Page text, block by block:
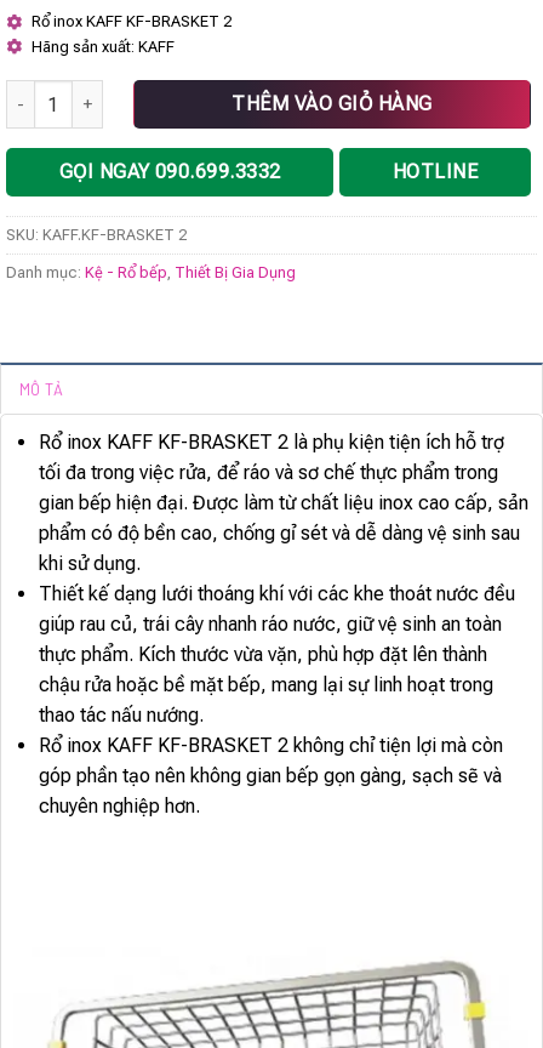
là:
780.000 ₫.
tại
507.000 ₫.
Rổ inox KAFF KF-BRASKET 2
Hãng sản xuất: KAFF
Rổ inox KAFF KF-BRASKET 2 số lượngTHÊM VÀO GIỎ HÀNG
GỌI NGAY 090.699.3332 HOTLINE
SKU: KAFF.KF-BRASKET 2
Danh mục: Kệ - Rổ bếp, Thiết Bị Gia Dụng
MÔ TẢ
Rổ inox KAFF KF-BRASKET 2 là phụ kiện tiện ích hỗ trợ
tối đa trong việc rửa, để ráo và sơ chế thực phẩm trong
gian bếp hiện đại. Được làm từ chất liệu inox cao cấp, sản
phẩm có độ bền cao, chống gỉ sét và dễ dàng vệ sinh sau
khi sử dụng.
Thiết kế dạng lưới thoáng khí với các khe thoát nước đều
giúp rau củ, trái cây nhanh ráo nước, giữ vệ sinh an toàn
thực phẩm. Kích thước vừa vặn, phù hợp đặt lên thành
chậu rửa hoặc bề mặt bếp, mang lại sự linh hoạt trong
thao tác nấu nướng.
Rổ inox KAFF KF-BRASKET 2 không chỉ tiện lợi mà còn
góp phần tạo nên không gian bếp gọn gàng, sạch sẽ và
chuyên nghiệp hơn.